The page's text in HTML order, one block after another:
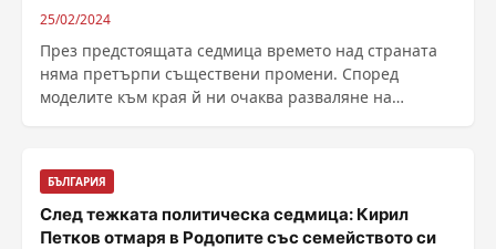
25/02/2024
През предстоящата седмица времето над страната
няма претърпи съществени промени. Според
моделите към края й ни очаква разваляне на
БЪЛГАРИЯ
След тежката политическа седмица: Кирил
Петков отмаря в Родопите със семейството си